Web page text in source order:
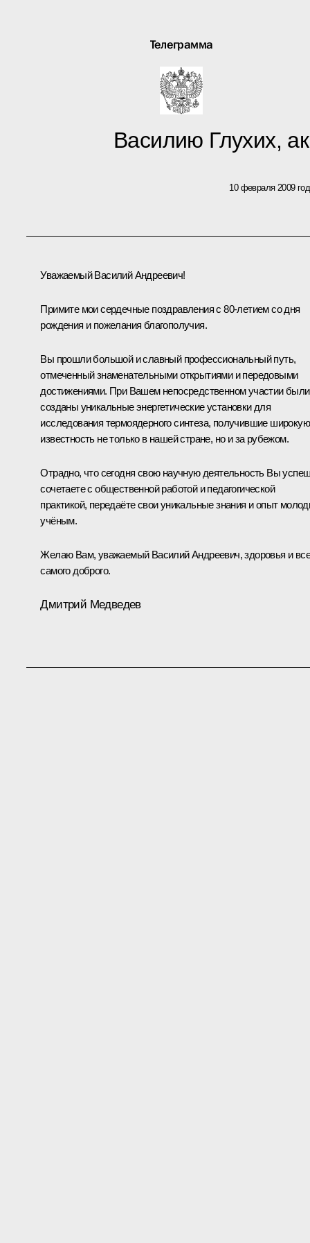
Телеграмма
Василию Глухих,
10 февраля 2009
Уважаемый Василий Андреевич!
Примите мои сердечные поздравления с 80-летием со дня
рождения и пожелания благополучия.
Вы прошли большой и славный профессиональный путь,
отмеченный знаменательными открытиями и передовыми
достижениями. При Вашем непосредственном участии были
созданы уникальные энергетические установки для
исследования термоядерного синтеза, получившие широкую
известность не только в нашей стране, но и за рубежом.
Отрадно, что сегодня свою научную деятельность Вы
сочетаете с общественной работой и педагогической
практикой, передаёте свои уникальные знания и опыт
учёным.
Желаю Вам, уважаемый Василий Андреевич, здоровья и
самого доброго.
Дмитрий Медведев